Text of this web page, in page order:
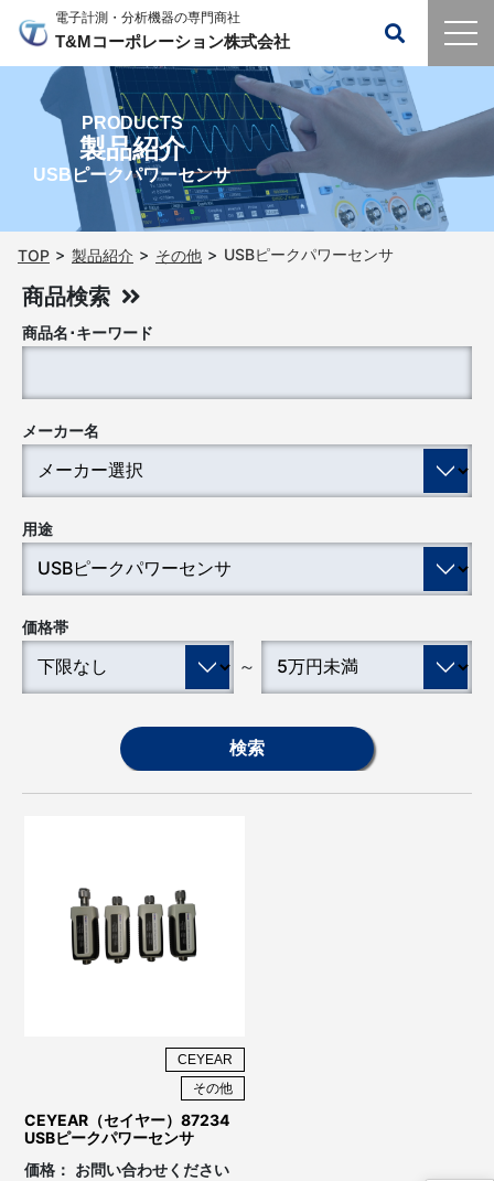
電子計測・分析機器の専門商社
T&Mコーポレーション株式会社
PRODUCTS
製品紹介
USBピークパワーセンサ
TOP 製品紹介 その他 USBピークパワーセンサ
商品検索
商品名･キーワード
メーカー名
用途
価格帯
～
検索
CEYEAR
その他
CEYEAR（セイヤー）87234
USBピークパワーセンサ
価格：
お問い合わせください